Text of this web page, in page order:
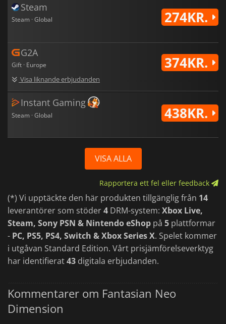
Steam
Steam · Global 274KR.
G2A
Gift · Europe
Visa liknande erbjudanden
374KR.
Instant Gaming
Steam · Global 438KR.
VISA ALLA
Rapportera ett fel eller feedback
(*) Vi upptäckte den här produkten tillgänglig från 14
leverantörer som stöder4 DRM-system: Xbox Live,
Steam, Sony PSN & Nintendo eShop på 5 plattformar
- PC, PS5, PS4, Switch & Xbox Series X. Spelet kommer
i utgåvan Standard Edition. Vårt prisjämförelseverktyg
har identifierat43 digitala erbjudanden.
Kommentarer om Fantasian Neo
Dimension